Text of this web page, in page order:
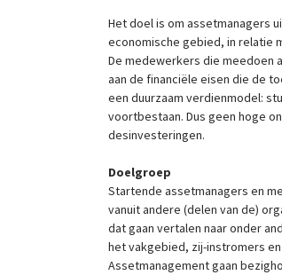
Het doel is om assetmanagers
economische gebied, in relatie
De medewerkers die meedoen
aan de financiële eisen die de
een duurzaam verdienmodel:
voortbestaan. Dus geen hoge
desinvesteringen.
Doelgroep
Startende assetmanagers en
vanuit andere (delen van de)
dat gaan vertalen naar onder
het vakgebied, zij-instromers
Assetmanagement gaan